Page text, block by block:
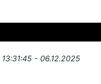
13:31:45 - 06.12.2025